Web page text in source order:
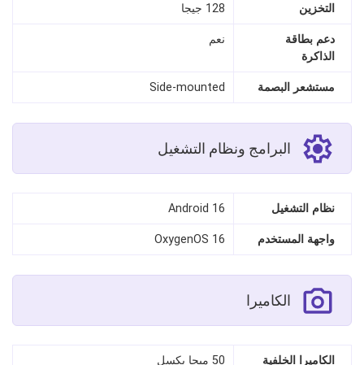
التخزين 128 جيجا
دعم بطاقة
الذاكرة
نعم
مستشعر البصمة Side-mounted
البرامج ونظام التشغيل
نظام التشغيل Android 16
واجهة المستخدم OxygenOS 16
الكاميرا
الكاميرا الخلفية 50 ميجا بكسل